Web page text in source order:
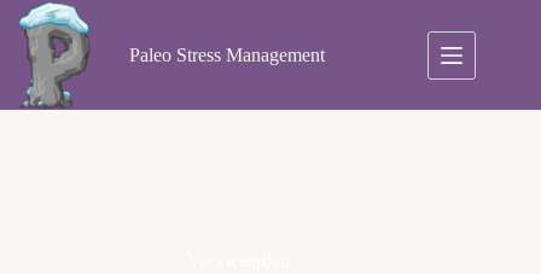
naar
inhoud
Paleo Stress Management